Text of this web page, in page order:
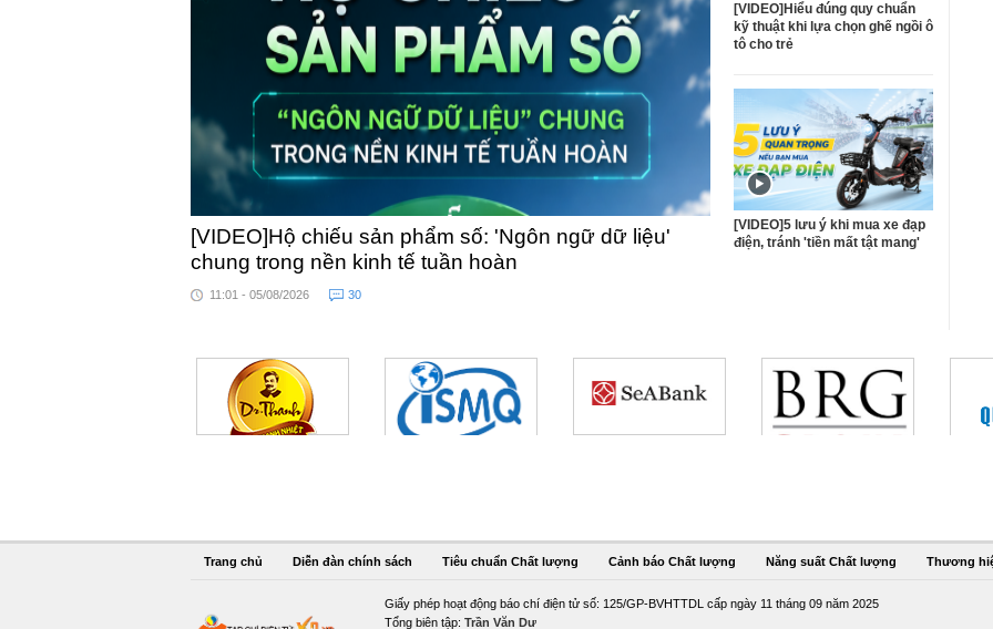
[VIDEO]Hộ chiếu sản phẩm số: 'Ngôn ngữ dữ liệu'
chung trong nền kinh tế tuần hoàn
11:01 - 05/08/2026 30
[VIDEO]Hiểu đúng quy chuẩn
kỹ thuật khi lựa chọn ghế ngồi ô
tô cho trẻ
[VIDEO]5 lưu ý khi mua xe đạp
điện, tránh 'tiền mất tật mang'
Trang chủ Diễn đàn chính sách Tiêu chuẩn Chất lượng Cảnh báo Chất lượng Năng suất Chất lượng Thương
Giấy phép hoạt động báo chí điện tử số: 125/GP-BVHTTDL cấp ngày 11 tháng 09 năm 2025
Tổng biên tập: Trần Văn Dư